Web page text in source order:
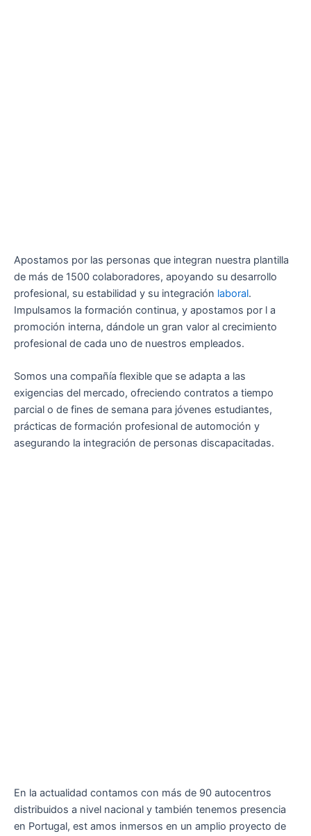
Apostamos por las personas que integran nuestra plantilla
de más de 1500 colaboradores, apoyando su desarrollo
profesional, su estabilidad y su integración laboral.
Impulsamos la formación continua, y apostamos por l a
promoción interna, dándole un gran valor al crecimiento
profesional de cada uno de nuestros empleados.
Somos una compañía flexible que se adapta a las
exigencias del mercado, ofreciendo contratos a tiempo
parcial o de fines de semana para jóvenes estudiantes,
prácticas de formación profesional de automoción y
asegurando la integración de personas discapacitadas.
En la actualidad contamos con más de 90 autocentros
distribuidos a nivel nacional y también tenemos presencia
en Portugal, est amos inmersos en un amplio proyecto de